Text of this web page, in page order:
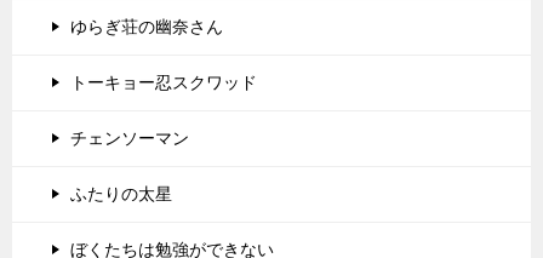
ゆらぎ荘の幽奈さん
トーキョー忍スクワッド
チェンソーマン
ふたりの太星
ぼくたちは勉強ができない